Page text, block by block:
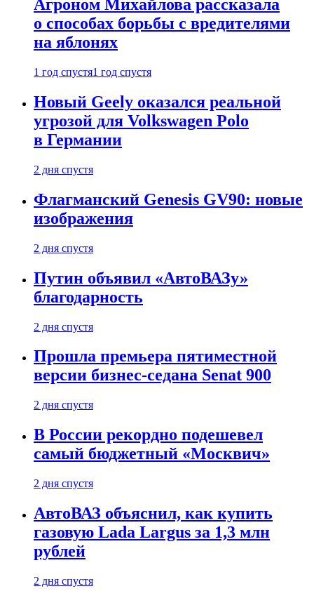
Агроном Михайлова рассказала
о способах борьбы с вредителями
на яблонях
1 год спустя1 год спустя
Новый Geely оказался реальной
угрозой для Volkswagen Polo
в Германии
2 дня спустя
Флагманский Genesis GV90: новые
изображения
2 дня спустя
Путин объявил «АвтоВАЗу»
благодарность
2 дня спустя
Прошла премьера пятиместной
версии бизнес-седана Senat 900
2 дня спустя
В России рекордно подешевел
самый бюджетный «Москвич»
2 дня спустя
АвтоВАЗ объяснил, как купить
газовую Lada Largus за 1,3 млн
рублей
2 дня спустя